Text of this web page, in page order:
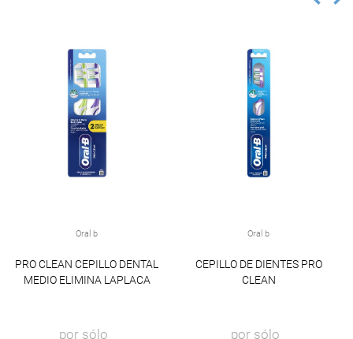
Oral b
PRO CLEAN CEPILLO DENTAL
MEDIO ELIMINA LAPLACA
por sólo
Oral b
CEPILLO DE DIENTES PRO
CLEAN
por sólo